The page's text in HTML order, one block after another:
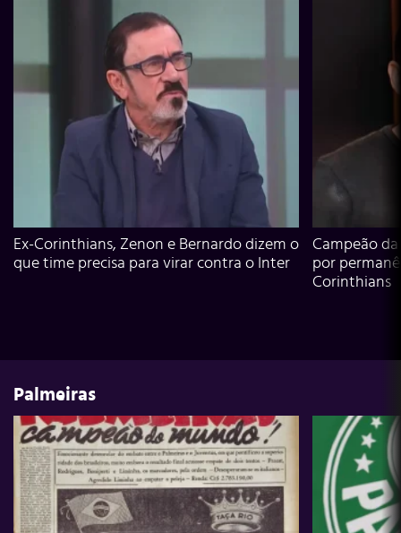
Ex-Corinthians, Zenon e Bernardo dizem o
que time precisa para virar contra o Inter
Campeão
por
Corinthians
Palmeiras